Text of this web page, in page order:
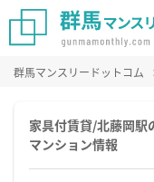
群馬マンスリードットコム
家具付賃貸/北藤岡駅
マンション情報